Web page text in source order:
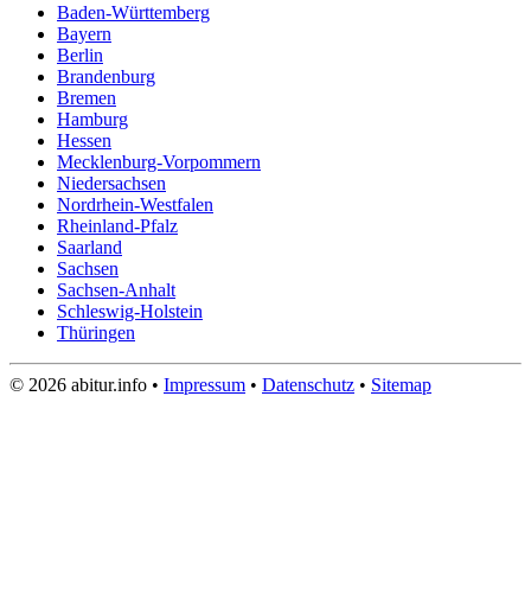
Baden-Württemberg
Bayern
Berlin
Brandenburg
Bremen
Hamburg
Hessen
Mecklenburg-Vorpommern
Niedersachsen
Nordrhein-Westfalen
Rheinland-Pfalz
Saarland
Sachsen
Sachsen-Anhalt
Schleswig-Holstein
Thüringen
© 2026 abitur.info • Impressum • Datenschutz • Sitemap